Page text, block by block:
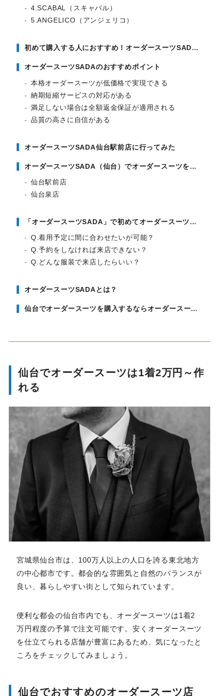
4.SCABAL（スキャバル）
5.ANGELICO（アンジェリコ）
初めて購入する人におすすめ！オーダースーツSADAの基本情報をチェック
オーダースーツSADAのおすすめポイント
本格オーダースーツが低価格で実現できる
納期短縮サービスの対応がある
満足しない場合は全額返金保証が適用される
品質の高さに自信がある
オーダースーツSADA仙台駅前店に行ってみた
オーダースーツSADA（仙台）でオーダースーツを購入したお客様の声
仙台駅前店
仙台泉店
「オーダースーツSADA」で初めてオーダースーツを注文されるお客様からのよくある質問
Q.着用予定に間に合わせたいが可能？
Q.予約をしなければ来店できない？
Q.どんな服装で来店したらいい？
オーダースーツSADAとは？
仙台でオーダースーツは1着2万円～作
れる
宮城県仙台市は、100万人以上の人口を誇る東北地方
の中心都市です。都会的な雰囲気と自然のバランスが
良い、暮らしやすい街として知られています。
便利な都会の仙台市内でも、オーダースーツは1着2万
円程度の予算で注文可能です。安くオーダースーツを仕
立てられる店舗が豊富にあるため、気になったところ
をチェックしてみましょう。
仙台でおすすめのオーダースーツ店